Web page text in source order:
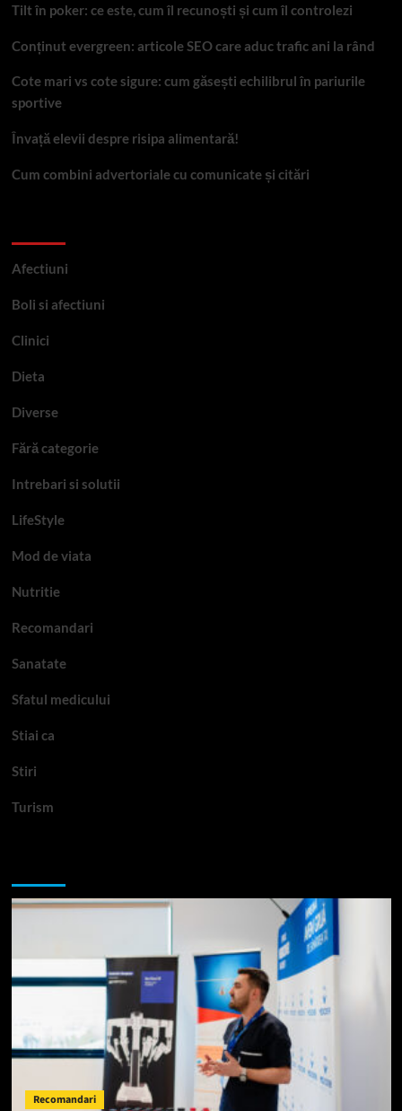
Tilt în poker: ce este, cum îl recunoști și cum îl controlezi
Conținut evergreen: articole SEO care aduc trafic ani la rând
Cote mari vs cote sigure: cum găsești echilibrul în pariurile
sportive
Învață elevii despre risipa alimentară!
Cum combini advertoriale cu comunicate și citări
Afectiuni
Boli si afectiuni
Clinici
Dieta
Diverse
Fără categorie
Intrebari si solutii
LifeStyle
Mod de viata
Nutritie
Recomandari
Sanatate
Sfatul medicului
Stiai ca
Stiri
Turism
Recomandari